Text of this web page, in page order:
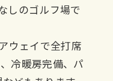
しのゴルフ場で
ウェイで全打席
冷暖房完備、パ